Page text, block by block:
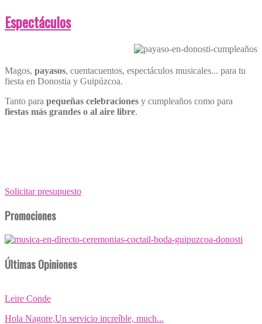
Espectáculos
Magos, payasos, cuentacuentos, espectáculos musicales... para tu
fiesta en Donostia y Guipúzcoa.
Tanto para pequeñas celebraciones y cumpleaños como para
fiestas más grandes o al aire libre.
Solicitar presupuesto
Promociones
Últimas Opiniones
Leire Conde
Hola Nagore,Un servicio increíble, much...